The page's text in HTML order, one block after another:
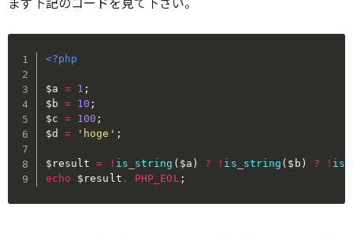
<?php
$a = 1 ;
$b = 10 ;
$c = 100 ;
$d
= 'hoge' ;
$result = ! is_string ( $a ) ? ! is_string ( $b ) ? !
echo
$result . PHP_EOL;